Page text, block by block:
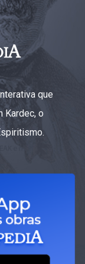
que
Kardec, o